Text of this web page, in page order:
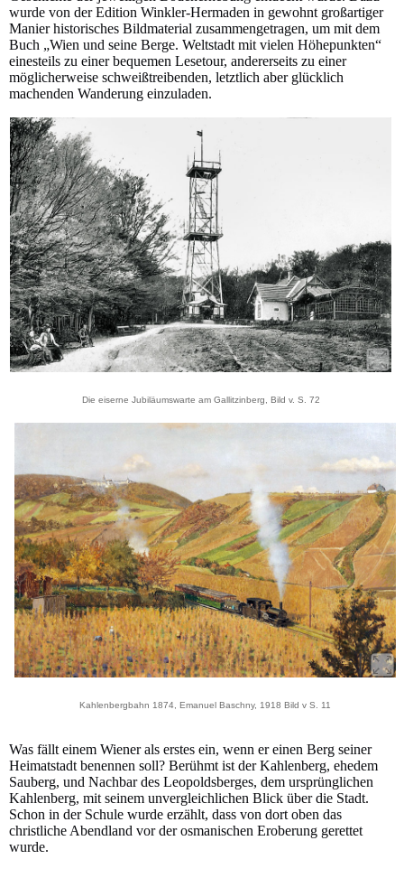
wurde von der Edition Winkler-Hermaden in gewohnt großartiger
Manier historisches Bildmaterial zusammengetragen, um mit dem
Buch „Wien und seine Berge. Weltstadt mit vielen Höhepunkten“
einesteils zu einer bequemen Lesetour, andererseits zu einer
möglicherweise schweißtreibenden, letztlich aber glücklich
machenden Wanderung einzuladen.
Die eiserne Jubiläumswarte am Gallitzinberg, Bild v. S. 72
Kahlenbergbahn 1874, Emanuel Baschny, 1918 Bild v S. 11
Was fällt einem Wiener als erstes ein, wenn er einen Berg seiner
Heimatstadt benennen soll? Berühmt ist der Kahlenberg, ehedem
Sauberg, und Nachbar des Leopoldsberges, dem ursprünglichen
Kahlenberg, mit seinem unvergleichlichen Blick über die Stadt.
Schon in der Schule wurde erzählt, dass von dort oben das
christliche Abendland vor der osmanischen Eroberung gerettet
wurde.